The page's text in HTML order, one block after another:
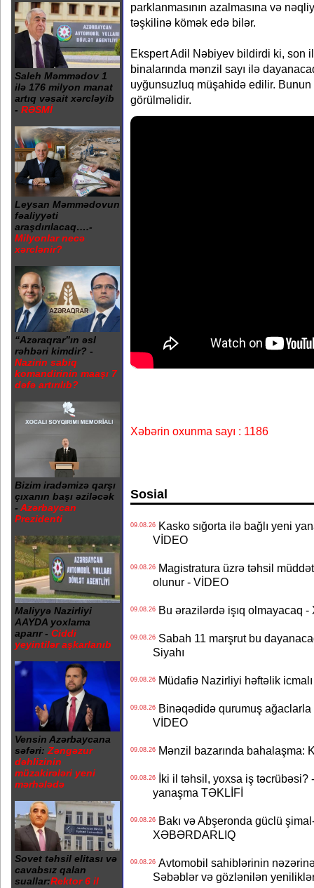
Saleh Məmmədov 1
ilə 176 milyon manat
artıq vəsait xərcləyib
- RƏSMİ
Leysan Məmmədovun
fəaliyyəti
araşdırılacaq….-
Milyonlar necə
xərclənir?
“Azəraqrar”ın əsl
rəhbəri kimdir? -
Nazirin sabiq
komandirinin maaşı 7
dəfə artırılıb?
Bizim iradəmizə qarşı
çıxanın başı əziləcək
- Azərbaycan
Prezidenti
Maliyyə Nazirliyi
AAYDA yoxlama
aparır - Ciddi
yeyintilər aşkarlanıb
Vensin Azərbaycana
səfəri: Zəngəzur
dəhlizinin
müzakirələri yeni
mərhələdə
Sovet təhsil elitası və
cavabsız qalan
suallar:Rektor 6 il
parklanmasının azalmasına və
təşkilinə kömək edə bilər.
Ekspert Adil Nəbiyev bildirdi ki, son
binalarında mənzil sayı ilə
uyğunsuzluq müşahidə edilir.
görülməlidir.
Xəbərin oxunma sayı : 1186
Sosial
09.08.26Kasko sığorta ilə bağlı yeni
VİDEO
09.08.26Magistratura üzrə təhsil
olunur - VİDEO
09.08.26Bu ərazilərdə işıq olmayacaq
09.08.26Sabah 11 marşrut bu
Siyahı
09.08.26Müdafiə Nazirliyi həftəlik
09.08.26Binəqədidə qurumuş ağaclarla
VİDEO
09.08.26Mənzil bazarında bahalaşma:
09.08.26İki il təhsil, yoxsa iş təcrübəsi?
yanaşma TƏKLİFİ
09.08.26Bakı və Abşeronda güclü
XƏBƏRDARLIQ
09.08.26Avtomobil sahiblərinin
Səbəblər və gözlənilən